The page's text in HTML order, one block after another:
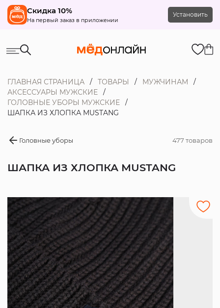
Скидка 10%
На первый заказ в приложении
Установить
ГЛАВНАЯ СТРАНИЦА ТОВАРЫ
МУЖЧИНАМ
АКСЕССУАРЫ МУЖСКИЕ
ГОЛОВНЫЕ УБОРЫ МУЖСКИЕ
ШАПКА ИЗ ХЛОПКА MUSTANG
Головные уборы 477 товаров
ШАПКА ИЗ ХЛОПКА MUSTANG